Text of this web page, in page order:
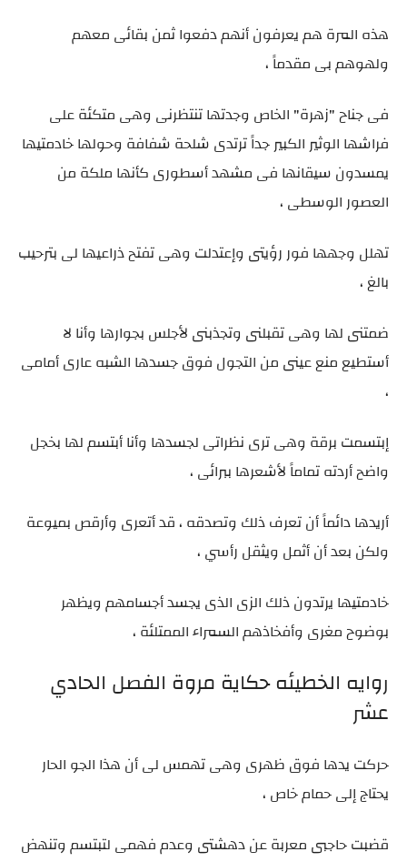
هذه المرة هم يعرفون أنهم دفعوا ثمن بقائى معهم
ولهوهم بى مقدماً ،
فى جناح "زهرة" الخاص وجدتها تنتظرنى وهى متكئة على
فراشها الوثير الكبير جداً ترتدى شلحة شفافة وحولها خادمتيها
يمسدون سيقانها فى مشهد أسطورى كأنها ملكة من
العصور الوسطى ،
تهلل وجهها فور رؤيتى وإعتدلت وهى تفتح ذراعيها لى بترحيب
بالغ ،
ضمتنى لها وهى تقبلنى وتجذبنى لأجلس بجوارها وأنا لا
أستطيع منع عينى من التجول فوق جسدها الشبه عارى أمامى
،
إبتسمت برقة وهى ترى نظراتى لجسدها وأنا أبتسم لها بخجل
واضح أردته تماماً لأشعرها ببرائى ،
أريدها دائماً أن تعرف ذلك وتصدقه ، قد أتعرى وأرقص بميوعة
ولكن بعد أن أثمل ويثقل رأسي ،
خادمتيها يرتدون ذلك الزى الذى يجسد أجسامهم ويظهر
بوضوح مغرى وأفخاذهم السمراء الممتلئة ،
روايه الخطيئه حكاية مروة الفصل الحادي
عشر
حركت يدها فوق ظهرى وهى تهمس لى أن هذا الجو الحار
يحتاج إلى حمام خاص ،
قضبت حاجبى معربة عن دهشتى وعدم فهمى لتبتسم وتنهض